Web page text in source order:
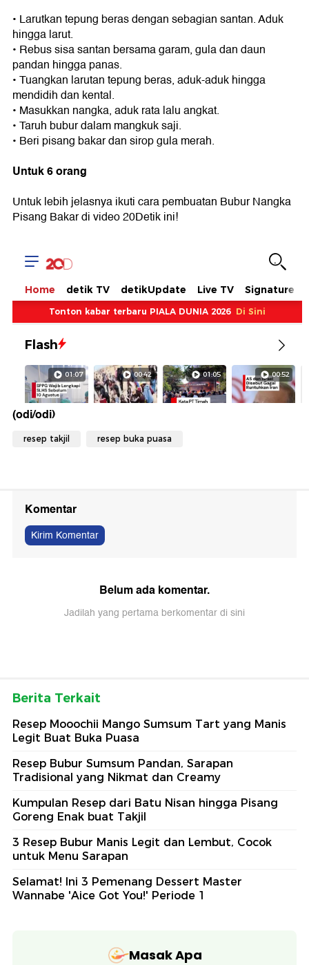
• Larutkan tepung beras dengan sebagian santan. Aduk
hingga larut.
• Rebus sisa santan bersama garam, gula dan daun
pandan hingga panas.
• Tuangkan larutan tepung beras, aduk-aduk hingga
mendidih dan kental.
• Masukkan nangka, aduk rata lalu angkat.
• Taruh bubur dalam mangkuk saji.
• Beri pisang bakar dan sirop gula merah.
Untuk 6 orang
Untuk lebih jelasnya ikuti cara pembuatan Bubur Nangka
Pisang Bakar di video 20Detik ini!
(odi/odi)
resep takjil resep buka puasa
Komentar
Kirim Komentar
Belum ada komentar.
Jadilah yang pertama berkomentar di sini
Berita Terkait
Resep Mooochii Mango Sumsum Tart yang Manis
Legit Buat Buka Puasa
Resep Bubur Sumsum Pandan, Sarapan
Tradisional yang Nikmat dan Creamy
Kumpulan Resep dari Batu Nisan hingga Pisang
Goreng Enak buat Takjil
3 Resep Bubur Manis Legit dan Lembut, Cocok
untuk Menu Sarapan
Selamat! Ini 3 Pemenang Dessert Master
Wannabe 'Aice Got You!' Periode 1
Masak Apa